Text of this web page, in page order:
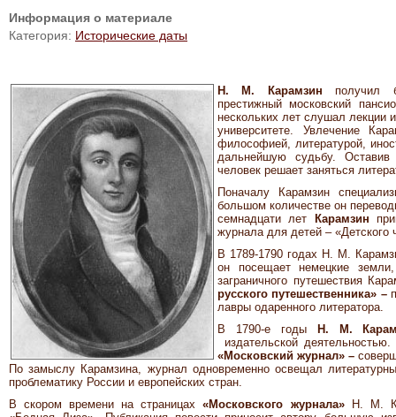
Информация о материале
Категория: Исторические даты
Н. М. Карамзинполучил
престижный московский
нескольких лет слушал лекции
университете. Увлечение
философией, литературой,
дальнейшую судьбу.
человек решает заняться
Поначалу Карамзин
большом количестве он
семнадцати лет
Карамзин
журнала для детей – «Детского
В 1789-1790 годах Н. М.
он посещает немецкие
заграничного путешествия
русского путешественника» –
лавры одаренного литератора.
В 1790-е годы
Н. М.
издательской
«Московский журнал» –
По замыслу Карамзина, журнал одновременно освещал
проблематику России и европейских стран.
В скором времени на страницах«Московского журнала»Н. М.